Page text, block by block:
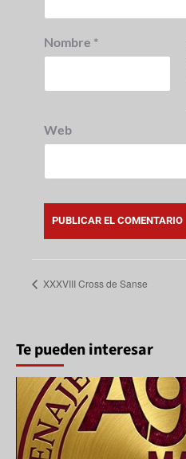
Nombre *
Web
XXXVIII Cross de Sanse
Te pueden interesar